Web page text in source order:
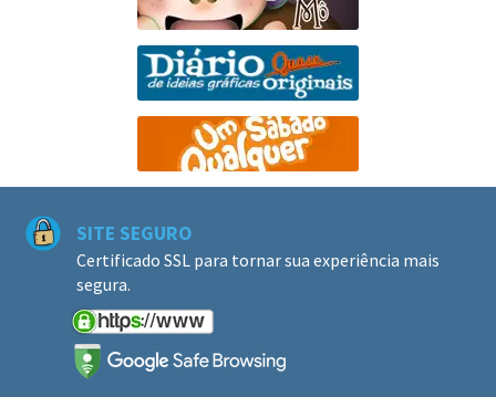
SITE SEGURO
Certificado SSL para tornar sua experiência mais
segura.